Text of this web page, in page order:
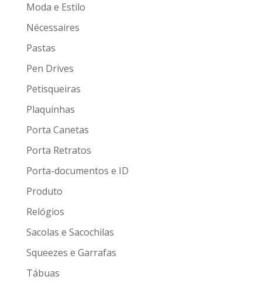
Moda e Estilo
Nécessaires
Pastas
Pen Drives
Petisqueiras
Plaquinhas
Porta Canetas
Porta Retratos
Porta-documentos e ID
Produto
Relógios
Sacolas e Sacochilas
Squeezes e Garrafas
Tábuas